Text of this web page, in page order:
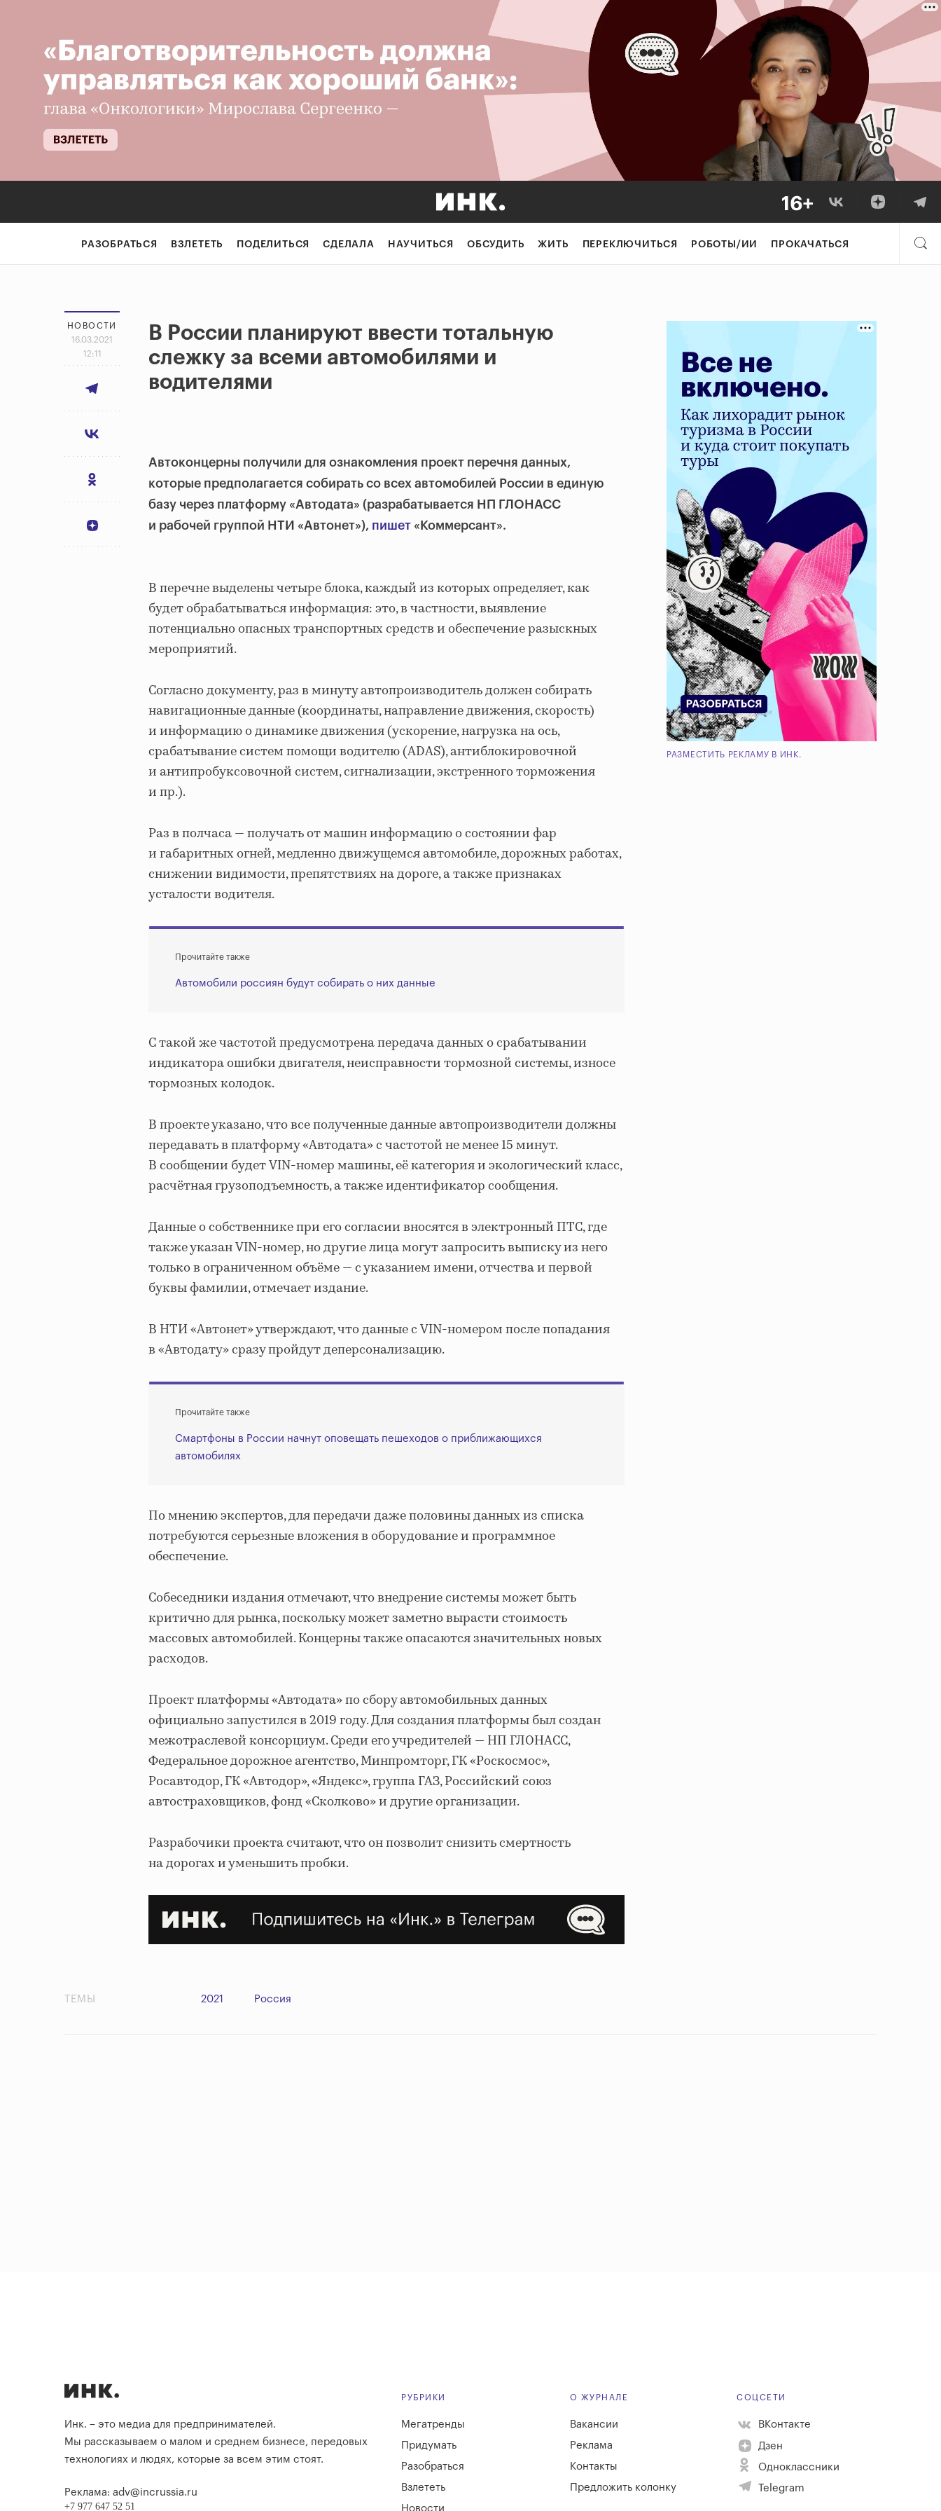
РАЗОБРАТЬСЯ ВЗЛЕТЕТЬ ПОДЕЛИТЬСЯ СДЕЛАЛА НАУЧИТЬСЯ ОБСУДИТЬ ЖИТЬ ПЕРЕКЛЮЧИТЬСЯ РОБОТЫ/ИИ ПРОКАЧАТЬСЯ
НОВОСТИ
16.03.2021
12:11
В России планируют ввести тотальную
слежку за всеми автомобилями и
водителями
Автоконцерны получили для ознакомления проект перечня данных,
которые предполагается собирать со всех автомобилей России в единую
базу через платформу «Автодата» (разрабатывается НП ГЛОНАСС
и рабочей группой НТИ «Автонет»), пишет «Коммерсант».
В перечне выделены четыре блока, каждый из которых определяет, как
будет обрабатываться информация: это, в частности, выявление
потенциально опасных транспортных средств и обеспечение разыскных
мероприятий.
Согласно документу, раз в минуту автопроизводитель должен собирать
навигационные данные (координаты, направление движения, скорость)
и информацию о динамике движения (ускорение, нагрузка на ось,
срабатывание систем помощи водителю (ADAS), антиблокировочной
и антипробуксовочной систем, сигнализации, экстренного торможения
и пр.).
Раз в полчаса — получать от машин информацию о состоянии фар
и габаритных огней, медленно движущемся автомобиле, дорожных работах,
снижении видимости, препятствиях на дороге, а также признаках
усталости водителя.
Прочитайте также
Автомобили россиян будут собирать о них данные
С такой же частотой предусмотрена передача данных о срабатывании
индикатора ошибки двигателя, неисправности тормозной системы, износе
тормозных колодок.
В проекте указано, что все полученные данные автопроизводители должны
передавать в платформу «Автодата» с частотой не менее 15 минут.
В сообщении будет VIN-номер машины, её категория и экологический класс,
расчётная грузоподъемность, а также идентификатор сообщения.
Данные о собственнике при его согласии вносятся в электронный ПТС, где
также указан VIN-номер, но другие лица могут запросить выписку из него
только в ограниченном объёме — с указанием имени, отчества и первой
буквы фамилии, отмечает издание.
В НТИ «Автонет» утверждают, что данные с VIN-номером после попадания
в «Автодату» сразу пройдут деперсонализацию.
Прочитайте также
Смартфоны в России начнут оповещать пешеходов о приближающихся
автомобилях
По мнению экспертов, для передачи даже половины данных из списка
потребуются серьезные вложения в оборудование и программное
обеспечение.
Собеседники издания отмечают, что внедрение системы может быть
критично для рынка, поскольку может заметно вырасти стоимость
массовых автомобилей. Концерны также опасаются значительных новых
расходов.
Проект платформы «Автодата» по сбору автомобильных данных
официально запустился в 2019 году. Для создания платформы был создан
межотраслевой консорциум. Среди его учредителей — НП ГЛОНАСС,
Федеральное дорожное агентство, Минпромторг, ГК «Роскосмос»,
Росавтодор, ГК «Автодор», «Яндекс», группа ГАЗ, Российский союз
автостраховщиков, фонд «Сколково» и другие организации.
Разрабочики проекта считают, что он позволит снизить смертность
на дорогах и уменьшить пробки.
РАЗМЕСТИТЬ РЕКЛАМУ В ИНК.
ТЕМЫ 2021 Россия
Инк. – это медиа для предпринимателей.
Мы рассказываем о малом и среднем бизнесе, передовых
технологиях и людях, которые за всем этим стоят.
Реклама: adv@incrussia.ru
+7 977 647 52 51
РУБРИКИ
Мегатренды
Придумать
Разобраться
Взлететь
Новости
О ЖУРНАЛЕ
Вакансии
Реклама
Контакты
Предложить колонку
СОЦСЕТИ
ВКонтакте
Дзен
Одноклассники
Telegram